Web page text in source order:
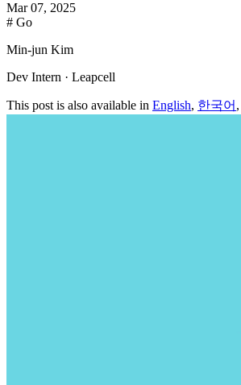
Mar 07, 2025
# Go
Min-jun Kim
Dev Intern · Leapcell
This post is also available in English, 한국어